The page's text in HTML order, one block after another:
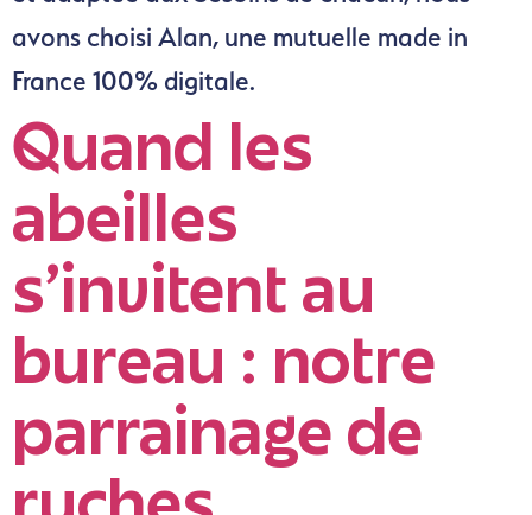
avons choisi Alan, une mutuelle made in
France 100% digitale.
Quand les
abeilles
s’invitent au
bureau : notre
parrainage de